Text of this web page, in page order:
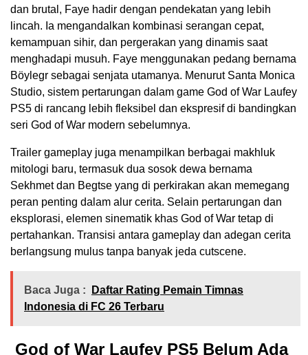
dan brutal, Faye hadir dengan pendekatan yang lebih
lincah. Ia mengandalkan kombinasi serangan cepat,
kemampuan sihir, dan pergerakan yang dinamis saat
menghadapi musuh. Faye menggunakan pedang bernama
Böylegr sebagai senjata utamanya. Menurut Santa Monica
Studio, sistem pertarungan dalam game God of War Laufey
PS5 di rancang lebih fleksibel dan ekspresif di bandingkan
seri God of War modern sebelumnya.
Trailer gameplay juga menampilkan berbagai makhluk
mitologi baru, termasuk dua sosok dewa bernama
Sekhmet dan Begtse yang di perkirakan akan memegang
peran penting dalam alur cerita. Selain pertarungan dan
eksplorasi, elemen sinematik khas God of War tetap di
pertahankan. Transisi antara gameplay dan adegan cerita
berlangsung mulus tanpa banyak jeda cutscene.
Baca Juga :
Daftar Rating Pemain Timnas
Indonesia di FC 26 Terbaru
God of War Laufey PS5 Belum Ada